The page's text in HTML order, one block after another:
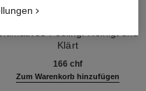
sublimage les grains de vanille
Klärt
166 chf
Zum Warenkorb hinzufügen